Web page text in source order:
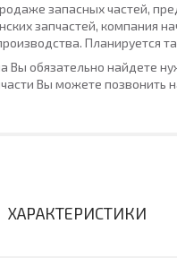
запасных частей,
запчастей, компания
Планируется
обязательно найдете
Вы можете позвонить
ХАРАКТЕРИСТИКИ